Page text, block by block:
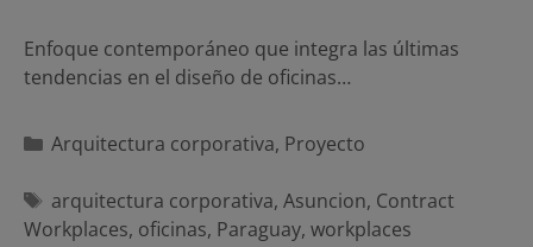
Enfoque contemporáneo que integra las últimas
tendencias en el diseño de oficinas…
Categorías
Arquitectura corporativa, Proyecto
Etiquetas
arquitectura corporativa, Asuncion, Contract
Workplaces, oficinas, Paraguay, workplaces